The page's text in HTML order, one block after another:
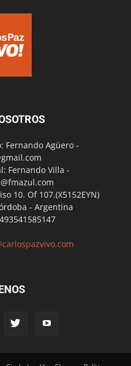
Fernando Agüero -
Fernando Villa -
10. Of 107.(X5152EYN)
- Argentina